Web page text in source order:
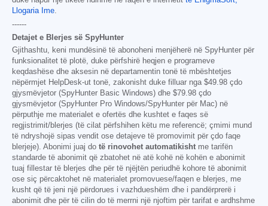
Llogaria Ime.
------
Detajet e Blerjes së SpyHunter
Gjithashtu, keni mundësinë të abonoheni menjëherë në SpyHunter për
funksionalitet të plotë, duke përfshirë heqjen e programeve
keqdashëse dhe aksesin në departamentin tonë të mbështetjes
nëpërmjet HelpDesk-ut tonë, zakonisht duke filluar nga $49.98 çdo
gjysmëvjetor (SpyHunter Basic Windows) dhe $79.98 çdo
gjysmëvjetor (SpyHunter Pro Windows/SpyHunter për Mac) në
përputhje me materialet e ofertës dhe kushtet e faqes së
regjistrimit/blerjes (të cilat përfshihen këtu me referencë; çmimi mund
të ndryshojë sipas vendit ose detajeve të promovimit për çdo faqe
blerjeje). Abonimi juaj do të rinovohet automatikisht me tarifën
standarde të abonimit që zbatohet në atë kohë në kohën e abonimit
tuaj fillestar të blerjes dhe për të njëjtën periudhë kohore të abonimit
ose siç përcaktohet në materialet promovuese/faqen e blerjes, me
kusht që të jeni një përdorues i vazhdueshëm dhe i pandërprerë i
abonimit dhe për të cilin do të merrni një njoftim për tarifat e ardhshme